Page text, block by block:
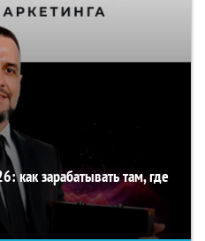
как зарабатывать там, где